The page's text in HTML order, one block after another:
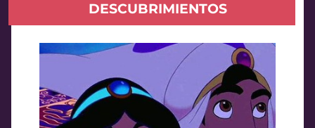
DESCUBRIMIENTOS